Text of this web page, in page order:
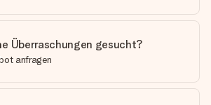
Überraschungen gesucht?
anfragen